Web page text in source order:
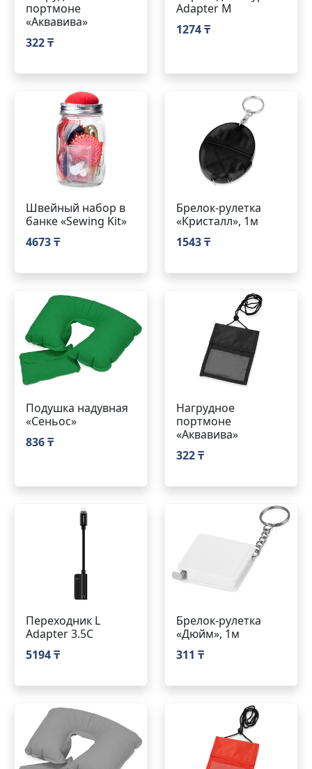
портмоне
«Аквавива»
322 ₸
Adapter M
1274 ₸
Швейный набор в
банке «Sewing Kit»
4673 ₸
Брелок-рулетка
«Кристалл», 1м
1543 ₸
Подушка надувная
«Сеньос»
836 ₸
Нагрудное
портмоне
«Аквавива»
322 ₸
Переходник L
Adapter 3.5C
5194 ₸
Брелок-рулетка
«Дюйм», 1м
311 ₸